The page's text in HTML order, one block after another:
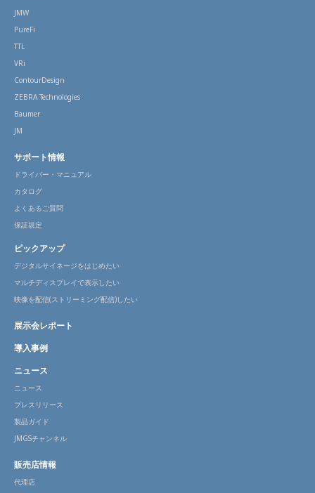
JMW
PureFi
TTL
VRi
ContourDesign
ZEBRA Technologies
Baumer
JM
サポート情報
ドライバー・マニュアル
カタログ
よくあるご質問
保証規定
ピックアップ
デジタルサイネージをはじめたい
マルチディスプレイで表示したい
映像を配信(ストリーミング配信)したい
展示会レポート
導入事例
ニュース
ニュース
プレスリリース
製品ガイド
JMGSチャンネル
販売店情報
代理店